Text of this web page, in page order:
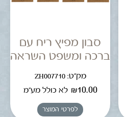
סבון מפיץ ריח עם
ברכה ומשפט השראה
מק"ט: ZH007710
₪10.00 לא כולל מע"מ
לפרטי המוצר